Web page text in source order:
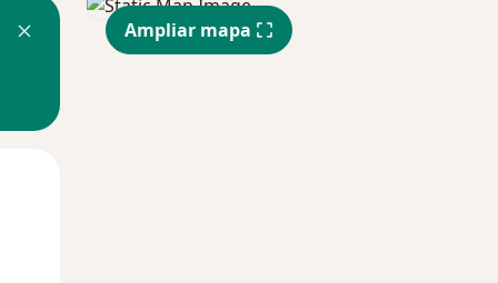
Ampliar mapa